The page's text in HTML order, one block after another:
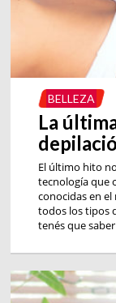
BELLEZA
La
El último hito
tecnología que
conocidas en
todos los tipos
tenés que saber